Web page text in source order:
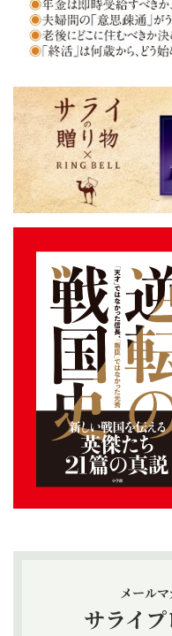
メール
サライ